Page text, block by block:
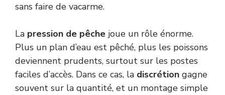
sans faire de vacarme.
La pression de pêche joue un rôle énorme.
Plus un plan d’eau est pêché, plus les poissons
deviennent prudents, surtout sur les postes
faciles d’accès. Dans ce cas, la discrétion gagne
souvent sur la quantité, et un montage simple